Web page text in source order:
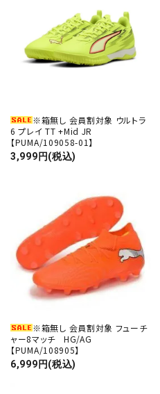
※箱無し 会員割対象 ウルトラ
6 プレイ TT +Mid JR
【PUMA/109058-01】
3,999円(税込)
※箱無し 会員割対象 フューチ
ャー8マッチ HG/AG
【PUMA/108905】
6,999円(税込)